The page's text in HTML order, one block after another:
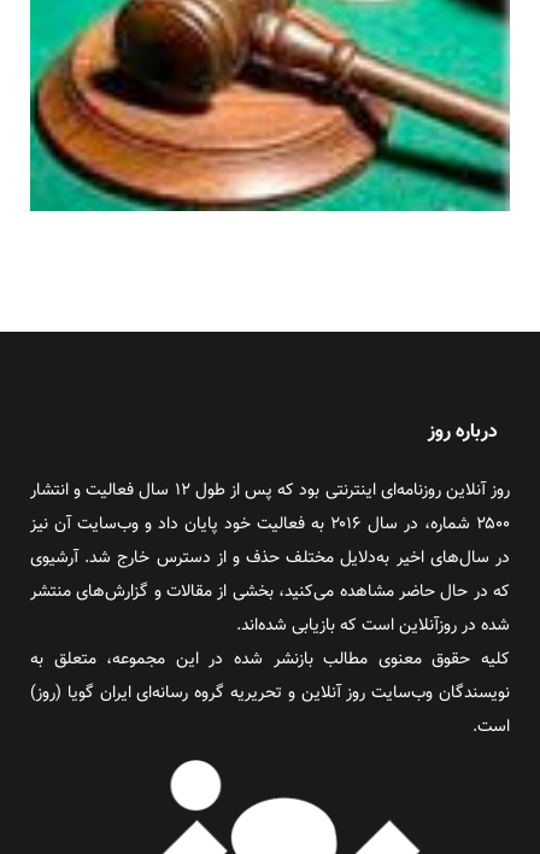
درباره روز
روز آنلاین روزنامه‌ای اینترنتی بود که پس از طول ۱۲ سال فعالیت و انتشار
۲۵۰۰ شماره، در سال ۲۰۱۶ به فعالیت خود پایان داد و وب‌سایت آن نیز
در سال‌های اخیر به‌دلایل مختلف حذف و از دسترس خارج شد. آرشیوی
که در حال حاضر مشاهده می‌کنید، بخشی از مقالات و گزارش‌های منتشر
شده در روزآنلاین است که بازیابی شده‌اند.
کلیه حقوق معنوی مطالب بازنشر شده در این مجموعه، متعلق به
نویسندگان وب‌سایت روز آنلاین و تحریریه گروه رسانه‌ای ایران گویا (روز)
است.